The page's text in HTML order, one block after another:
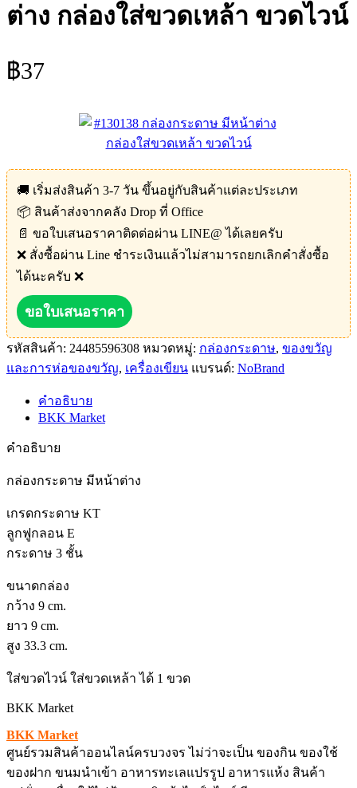
ต่าง กล่องใส่ขวดเหล้า ขวดไวน์
฿37
🚚 เริ่มส่งสินค้า 3-7 วัน ขึ้นอยู่กับสินค้าแต่ละประเภท
📦 สินค้าส่งจากคลัง Drop ที่ Office
📄 ขอใบเสนอราคาติดต่อผ่าน LINE@ ได้เลยครับ
❌ สั่งซื้อผ่าน Line ชำระเงินแล้วไม่สามารถยกเลิกคำสั่งซื้อ
ได้นะครับ ❌
ขอใบเสนอราคา
รหัสสินค้า: 24485596308 หมวดหมู่: กล่องกระดาษ, ของขวัญ
และการห่อของขวัญ, เครื่องเขียน แบรนด์: NoBrand
คำอธิบาย
BKK Market
คำอธิบาย
กล่องกระดาษ มีหน้าต่าง
เกรดกระดาษ KT
ลูกฟูกลอน E
กระดาษ 3 ชั้น
ขนาดกล่อง
กว้าง 9 cm.
ยาว 9 cm.
สูง 33.3 cm.
ใส่ขวดไวน์ ใส่ขวดเหล้า ได้ 1 ขวด
BKK Market
BKK Market
ศูนย์รวมสินค้าออนไลน์ครบวงจร ไม่ว่าจะเป็น ของกิน ของใช้
ของฝาก ขนมนำเข้า อาหารทะเลแปรรูป อาหารแห้ง สินค้า